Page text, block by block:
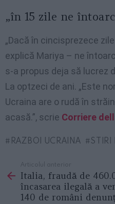
„în 15 zile ne
„Dacă în cincisprezece
explică Mariya – ne
s-a propus deja să lucrez
La optzeci de ani. „Este
Ucraina are o rudă în
acasă.”, scrie Corriere
RAZBOI UCRAINA STIRI
more
Articolul anterior
Italia, fraudă de
încasarea ilegală a
140 de români